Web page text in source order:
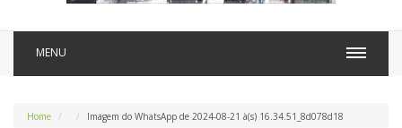
MENU
Home Imagem do WhatsApp de 2024-08-21 à(s) 16.34.51_8d078d18